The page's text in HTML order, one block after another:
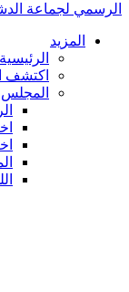
الرسمي لجماعة
المزيد
الرئيسية
اكتشف